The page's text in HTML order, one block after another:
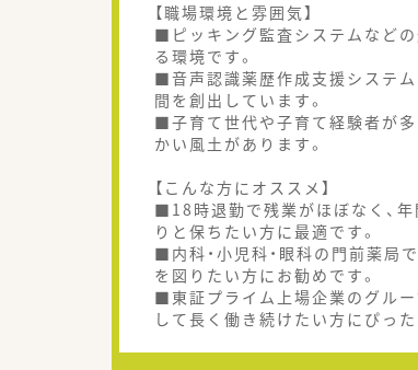
【職場環境と雰囲気】
■ピッキング監査システムなど
る環境です。
■音声認識薬歴作成支援システ
間を創出しています。
■子育て世代や子育て経験者が多
かい風土があります。
【こんな方にオススメ】
■18時退勤で残業がほぼなく、
りと保ちたい方に最適です。
■内科・小児科・眼科の門前薬局
を図りたい方にお勧めです。
■東証プライム上場企業のグル
して長く働き続けたい方にぴった